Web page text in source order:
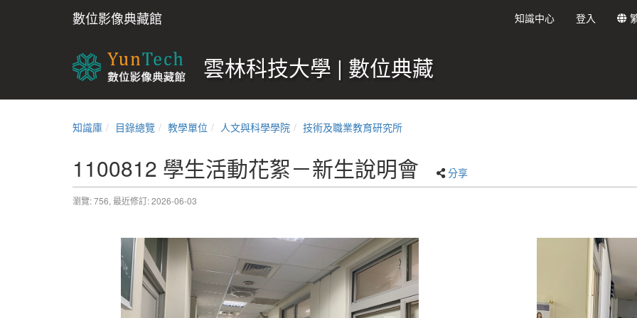
數位影像典藏館 知識中心 登入
雲林科技大學 | 數位典藏
知識庫 目錄總覽 教學單位 人文與科學學院 技術及職業教育研究所
1100812 學生活動花絮－新生說明會 分享
瀏覽: 756, 最近修訂: 2026-06-03